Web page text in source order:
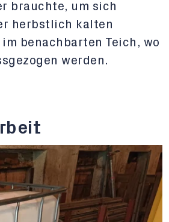
brauchte, um sich
herbstlich kalten
benachbarten Teich, wo
werden.